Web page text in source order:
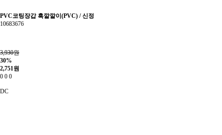
PVC코팅장갑 흑깔깔이(PVC) / 신정
10683676
3,930원
30%
2,751원
0 0 0
DC